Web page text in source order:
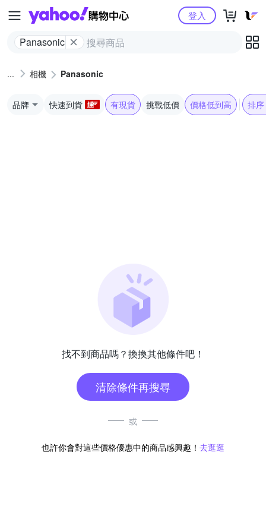
Yahoo購物中心
Panasonic
登入
相機 Panasonic
品牌 快速到貨 有現貨 挑戰低價 價格低到高 排序
找不到商品嗎？換換其他條件吧！
清除條件再搜尋
或
也許你會對這些價格優惠中的商品感興趣！ 去逛逛